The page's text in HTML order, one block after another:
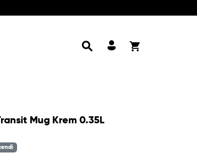
Mug Krem 0.35L